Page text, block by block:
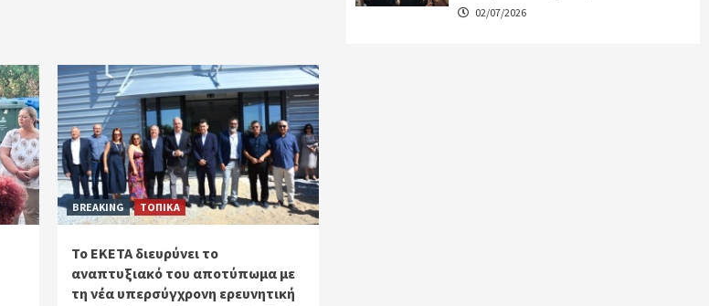
BREAKING ΤΟΠΙΚΑ
Το ΕΚΕΤΑ διευρύνει το
αναπτυξιακό του αποτύπωμα με
τη νέα υπερσύγχρονη ερευνητική
02/07/2026